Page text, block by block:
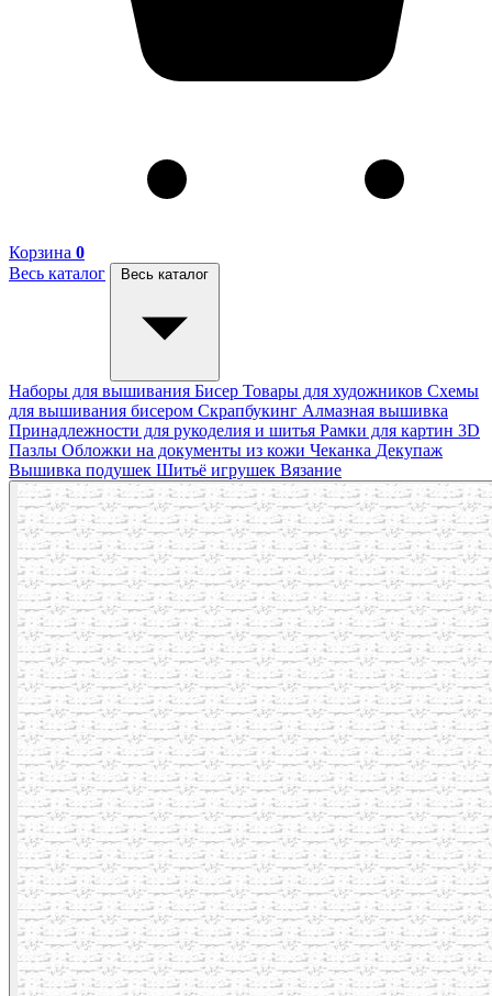
Корзина 0
Весь каталог
Весь каталог
Наборы для вышивания Бисер Товары для художников Схемы
для вышивания бисером Скрапбукинг Алмазная вышивка
Принадлежности для рукоделия и шитья Рамки для картин 3D
Пазлы Обложки на документы из кожи Чеканка Декупаж
Вышивка подушек Шитьё игрушек Вязание